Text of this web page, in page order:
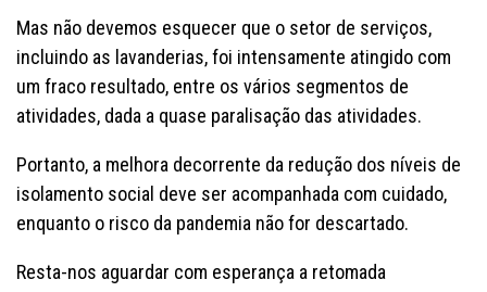
Mas não devemos esquecer que o setor de serviços,
incluindo as lavanderias, foi intensamente atingido com
um fraco resultado, entre os vários segmentos de
atividades, dada a quase paralisação das atividades.
Portanto, a melhora decorrente da redução dos níveis de
isolamento social deve ser acompanhada com cuidado,
enquanto o risco da pandemia não for descartado.
Resta-nos aguardar com esperança a retomada